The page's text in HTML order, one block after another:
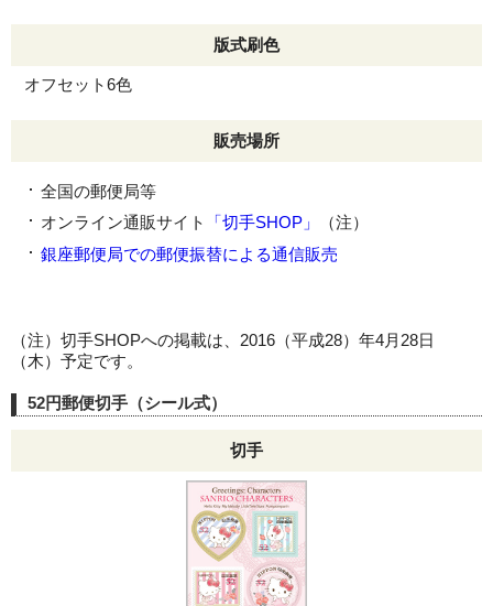
版式刷色
オフセット6色
販売場所
全国の郵便局等
オンライン通販サイト
「切手SHOP」
（注）
銀座郵便局での郵便振替による通信販売
（注）切手SHOPへの掲載は、2016（平成28）年4月28日
（木）予定です。
52円郵便切手（シール式）
切手